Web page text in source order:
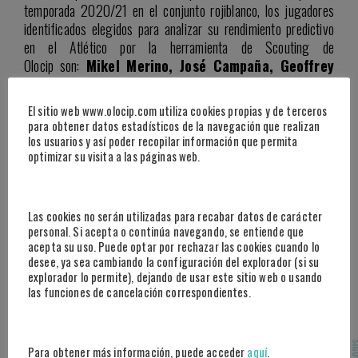
temporada 2020/21 en el conjunto rojiblanco, los jugadores
identificados elegidos para analizar su rendimiento predictivo
en el Atlético por la herramienta de Scouting de
Olocip son: Mikel Merino, José Campaña, Geoffrey
Kondogbia y Guido Rodríguez.
Una vez identificados los jugadores similares al pivote ghanés,
se realiza un análisis de rendimiento de dichos
jugadoressituándolos en el Atlético la temporada
El sitio web www.olocip.com utiliza cookies propias y de terceros
para obtener datos estadísticos de la navegación que realizan
los usuarios y así poder recopilar información que permita
optimizar su visita a las páginas web.
Las cookies no serán utilizadas para recabar datos de carácter
personal. Si acepta o continúa navegando, se entiende que
acepta su uso. Puede optar por rechazar las cookies cuando lo
desee, ya sea cambiando la configuración del explorador (si su
explorador lo permite), dejando de usar este sitio web o usando
las funciones de cancelación correspondientes.
Para obtener más información, puede accederaquí.